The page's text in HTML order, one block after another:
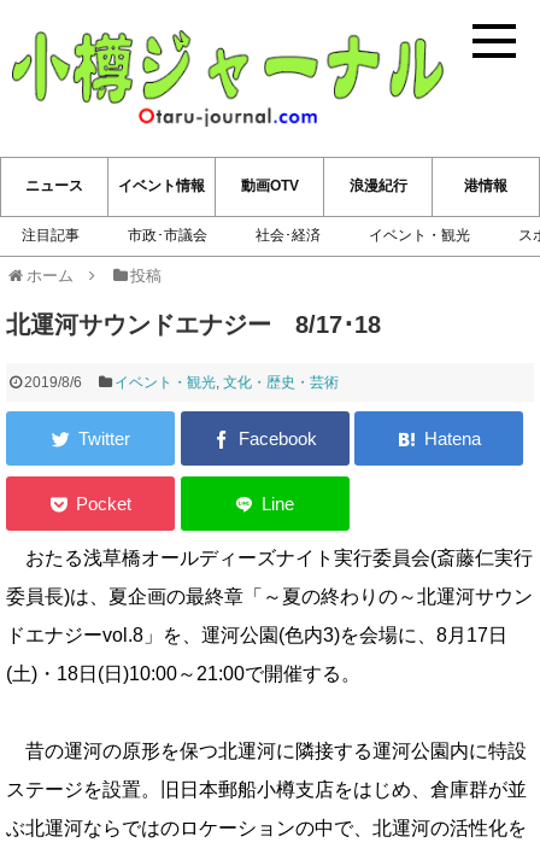
小樽ジ
ニュース
注目記事 市政･市議会 社会･経済 イベント・観光 ス
イベント情報 動画OTV 浪漫紀行 港情報
ホーム 投稿
北運河サウンドエナジー 8/17･18
2019/8/6 イベント・観光 ,文化・歴史・芸術
おたる浅草橋オールディーズナイト実行委員会(斎藤仁実行
委員長)は、夏企画の最終章「～夏の終わりの～北運河サウン
ドエナジーvol.8」を、運河公園(色内3)を会場に、8月17日
(土)・18日(日)10:00～21:00で開催する。
昔の運河の原形を保つ北運河に隣接する運河公園内に特設
ステージを設置。旧日本郵船小樽支店をはじめ、倉庫群が並
ぶ北運河ならではのロケーションの中で、北運河の活性化を